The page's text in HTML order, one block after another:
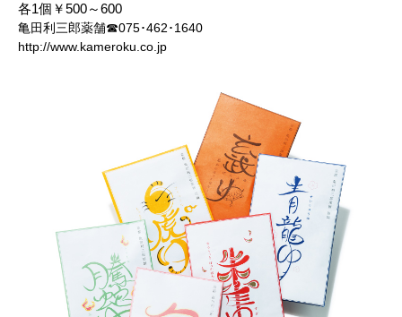
各1個￥500～600
亀田利三郎薬舗☎075･462･1640
http://www.kameroku.co.jp